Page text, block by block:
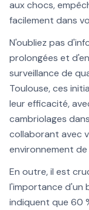
aux chocs,
facilement dans
N'oubliez pas
prolongées et
surveillance de
Toulouse, ces
leur efficacité,
cambriolages
collaborant avec
environnement
En outre, il est
l'importance d'un
indiquent que 60